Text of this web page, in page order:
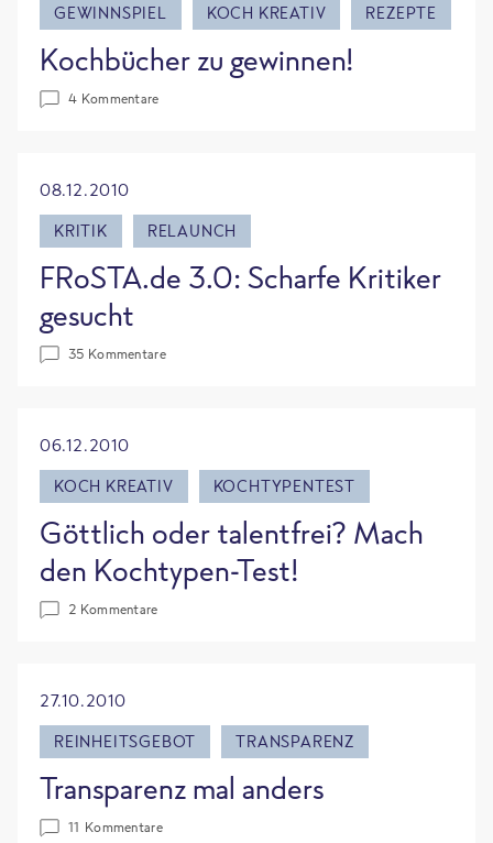
GEWINNSPIEL
KOCH KREATIV REZEPTE
Kochbücher zu gewinnen!
4 Kommentare
08.12.2010
KRITIK
RELAUNCH
FRoSTA.de 3.0: Scharfe Kritiker
gesucht
35 Kommentare
06.12.2010
KOCH KREATIV
KOCHTYPENTEST
Göttlich oder talentfrei? Mach
den Kochtypen-Test!
2 Kommentare
27.10.2010
REINHEITSGEBOT
TRANSPARENZ
Transparenz mal anders
11 Kommentare